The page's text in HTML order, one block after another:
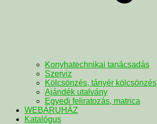
Konyhatechnikai tanácsadás
Szerviz
Kölcsönzés, tányér kölcsönzés
Ajándék utalvány
Egyedi feliratozás, matrica
WEBÁRUHÁZ
Katalógus